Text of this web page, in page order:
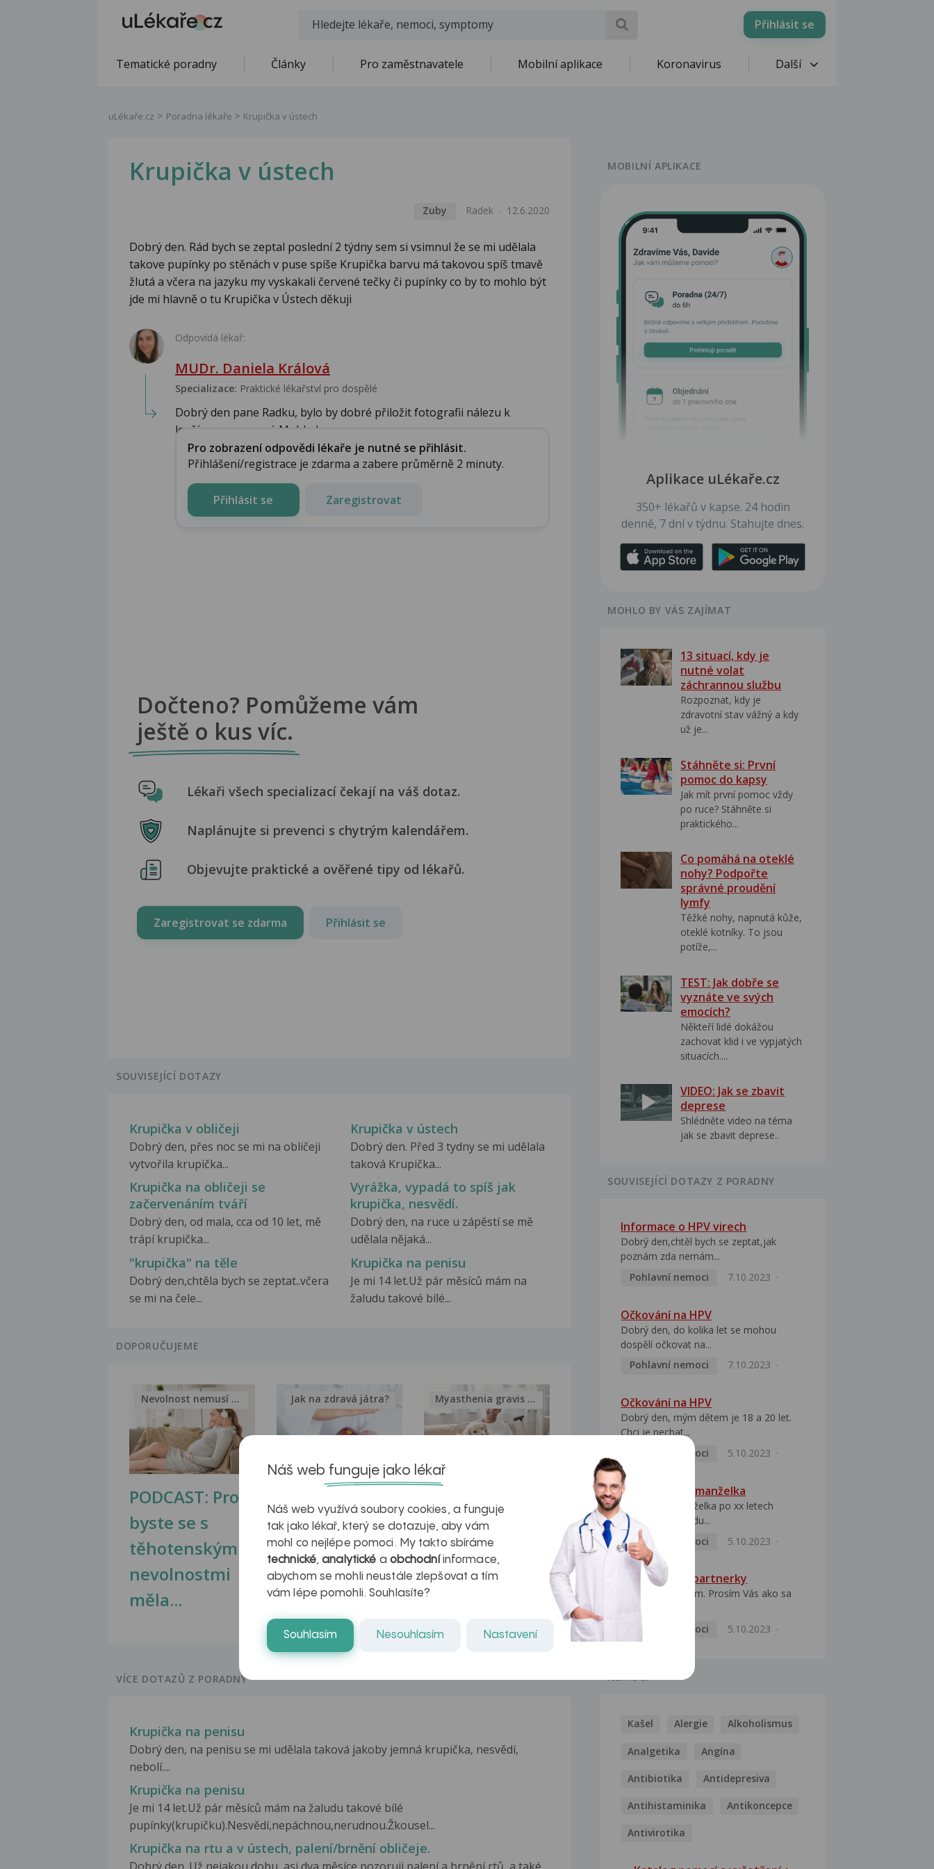
Přihlásit se
Tematické poradny Články Pro zaměstnavatele Mobilní aplikace Koronavirus Další
uLékaře.cz Poradna lékaře Krupička v ústech
Krupička v ústech
Zuby Radek 12.6.2020
Dobrý den. Rád bych se zeptal poslední 2 týdny sem si vsimnul že se mi udělala
takove pupínky po stěnách v puse spíše Krupička barvu má takovou spíš tmavě
žlutá a včera na jazyku my vyskakali červené tečky či pupínky co by to mohlo být
jde mi hlavně o tu Krupička v Ústech děkuji
Odpovídá lékař:
MUDr. Daniela Králová
Specializace: Praktické lékařství pro dospělé
Dobrý den pane Radku, bylo by dobré přiložit fotografii nálezu k
lepšímu posouzení. Mohlo by...
Pro zobrazení odpovědi lékaře je nutné se přihlásit.
Přihlášení/registrace je zdarma a zabere průměrně 2 minuty.
Přihlásit se Zaregistrovat
Dočteno? Pomůžeme vám
ještě o kus víc.
Lékaři všech specializací čekají na váš dotaz.
Naplánujte si prevenci s chytrým kalendářem.
Objevujte praktické a ověřené tipy od lékařů.
Zaregistrovat se zdarma Přihlásit se
SOUVISEJÍCÍ DOTAZY
Krupička v obličeji
Dobrý den, přes noc se mi na obličeji
vytvořila krupička...
Krupička v ústech
Dobrý den. Před 3 tydny se mi udělala
taková Krupička...
Krupička na obličeji se
začervenáním tváří
Dobrý den, od mala, cca od 10 let, mě
trápí krupička...
Vyrážka, vypadá to spíš jak
krupička, nesvědí.
Dobrý den, na ruce u zápěstí se mě
udělala nějaká...
"krupička" na těle
Dobrý den,chtěla bych se zeptat..včera
se mi na čele...
Krupička na penisu
Je mi 14 let.Už pár měsíců mám na
žaludu takové bílé...
DOPORUČUJEME
PODCAST: Proč
byste se s
těhotenskými
nevolnostmi
měla...
Nevolnost nemusí být nutnou...
jater v datech a
obrazech
Jak na zdravá játra?
léčba
myastenie –
naděje pro ty,
kteří ji...
Myasthenia gravis – vše, co...
VÍCE DOTAZŮ Z PORADNY
Krupička na penisu
Dobrý den, na penisu se mi udělala taková jakoby jemná krupička, nesvědí,
nebolí....
Krupička na penisu
Je mi 14 let.Už pár měsíců mám na žaludu takové bílé
pupínky(krupičku).Nesvědí,nepáchnou,nerudnou.Žkousel...
Krupička na rtu a v ústech, palení/brnění obličeje.
MOBILNÍ APLIKACE
Aplikace uLékaře.cz
350+ lékařů v kapse. 24 hodin
denně, 7 dní v týdnu. Stahujte dnes.
MOHLO BY VÁS ZAJÍMAT
13 situací, kdy je
nutné volat
záchrannou službu
Rozpoznat, kdy je
zdravotní stav vážný a kdy
už je...
Stáhněte si: První
pomoc do kapsy
Jak mít první pomoc vždy
po ruce? Stáhněte si
praktického...
Co pomáhá na oteklé
nohy? Podpořte
správné proudění
lymfy
Těžké nohy, napnutá kůže,
oteklé kotníky. To jsou
potíže,...
TEST: Jak dobře se
vyznáte ve svých
emocích?
Někteří lidé dokážou
zachovat klid i ve vypjatých
situacích....
VIDEO: Jak se zbavit
deprese
Shlédněte video na téma
jak se zbavit deprese..
SOUVISEJÍCÍ DOTAZY Z PORADNY
Informace o HPV virech
Dobrý den,chtěl bych se zeptat,jak
poznám zda nemám...
Pohlavní nemoci
7.10.2023
Očkování na HPV
Dobrý den, do kolika let se mohou
dospělí očkovat na...
Pohlavní nemoci
7.10.2023
Očkování na HPV
Dobrý den, mým dětem je 18 a 20 let.
Chci je nechat...
Pohlavní nemoci
5.10.2023
HPV pozitivní manželka
Dobrý den, manželka po xx letech
přivezla z Východu...
Pohlavní nemoci
5.10.2023
HPV typ 52 u partnerky
Dobrý deň prajem. Prosím Vás ako sa
Pohlavní nemoci
5.10.2023
NEMOCI
Kašel Alergie Alkoholismus
Analgetika Angína
Antibiotika Antidepresiva
Antihistaminika Antikoncepce
Antivirotika
Náš web funguje jako lékař
Náš web využívá soubory cookies, a funguje
tak jako lékař, který se dotazuje, aby vám
mohl co nejlépe pomoci. My takto sbíráme
technické,analytické a obchodníinformace,
abychom se mohli neustále zlepšovat a tím
vám lépe pomohli. Souhlasíte?
Souhlasím Nesouhlasím Nastavení